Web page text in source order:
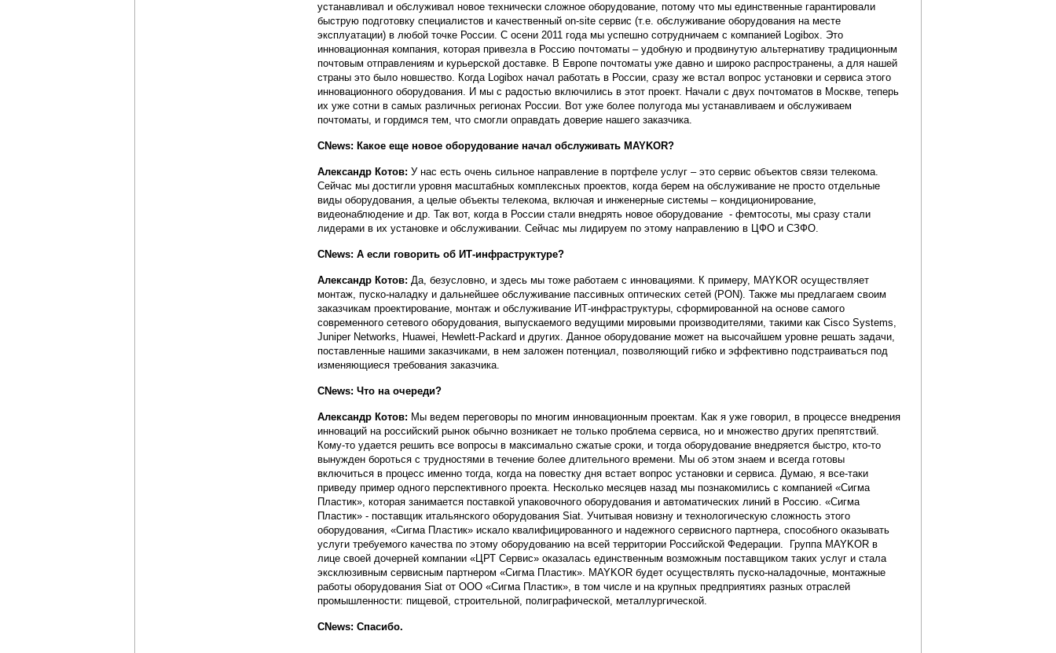
устанавливал и обслуживал новое технически сложное оборудование, потому что мы единственные гарантировали
быструю подготовку специалистов и качественный on-site сервис (т.е. обслуживание оборудования на месте
эксплуатации) в любой точке России. C осени 2011 года мы успешно сотрудничаем с компанией Logibox. Это
инновационная компания, которая привезла в Россию почтоматы – удобную и продвинутую альтернативу традиционным
почтовым отправлениям и курьерской доставке. В Европе почтоматы уже давно и широко распространены, а для нашей
страны это было новшество. Когда Logibox начал работать в России, сразу же встал вопрос установки и сервиса этого
инновационного оборудования. И мы с радостью включились в этот проект. Начали с двух почтоматов в Москве, теперь
их уже сотни в самых различных регионах России. Вот уже более полугода мы устанавливаем и обслуживаем
почтоматы, и гордимся тем, что смогли оправдать доверие нашего заказчика.
CNews: Какое еще новое оборудование начал обслуживать MAYKOR?
Александр Котов: У нас есть очень сильное направление в портфеле услуг – это сервис объектов связи телекома.
Сейчас мы достигли уровня масштабных комплексных проектов, когда берем на обслуживание не просто отдельные
виды оборудования, а целые объекты телекома, включая и инженерные системы – кондиционирование,
видеонаблюдение и др. Так вот, когда в России стали внедрять новое оборудование - фемтосоты, мы сразу стали
лидерами в их установке и обслуживании. Сейчас мы лидируем по этому направлению в ЦФО и СЗФО.
CNews: А если говорить об ИТ-инфраструктуре?
Александр Котов: Да, безусловно, и здесь мы тоже работаем с инновациями. К примеру, MAYKOR осуществляет
монтаж, пуско-наладку и дальнейшее обслуживание пассивных оптических сетей (PON). Также мы предлагаем своим
заказчикам проектирование, монтаж и обслуживание ИТ-инфраструктуры, сформированной на основе самого
современного сетевого оборудования, выпускаемого ведущими мировыми производителями, такими как Cisco Systems,
Juniper Networks, Huawei, Hewlett-Packard и других. Данное оборудование может на высочайшем уровне решать задачи,
поставленные нашими заказчиками, в нем заложен потенциал, позволяющий гибко и эффективно подстраиваться под
изменяющиеся требования заказчика.
CNews: Что на очереди?
Александр Котов: Мы ведем переговоры по многим инновационным проектам. Как я уже говорил, в процессе внедрения
инноваций на российский рынок обычно возникает не только проблема сервиса, но и множество других препятствий.
Кому-то удается решить все вопросы в максимально сжатые сроки, и тогда оборудование внедряется быстро, кто-то
вынужден бороться с трудностями в течение более длительного времени. Мы об этом знаем и всегда готовы
включиться в процесс именно тогда, когда на повестку дня встает вопрос установки и сервиса. Думаю, я все-таки
приведу пример одного перспективного проекта. Несколько месяцев назад мы познакомились с компанией «Сигма
Пластик», которая занимается поставкой упаковочного оборудования и автоматических линий в Россию. «Сигма
Пластик» - поставщик итальянского оборудования Siat. Учитывая новизну и технологическую сложность этого
оборудования, «Сигма Пластик» искало квалифицированного и надежного сервисного партнера, способного оказывать
услуги требуемого качества по этому оборудованию на всей территории Российской Федерации. Группа MAYKOR в
лице своей дочерней компании «ЦРТ Сервис» оказалась единственным возможным поставщиком таких услуг и стала
эксклюзивным сервисным партнером «Сигма Пластик». MAYKOR будет осуществлять пуско-наладочные, монтажные
работы оборудования Siat от ООО «Сигма Пластик», в том числе и на крупных предприятиях разных отраслей
промышленности: пищевой, строительной, полиграфической, металлургической.
CNews: Спасибо.